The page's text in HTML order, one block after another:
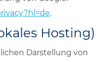
.
Hosting)
Darstellung von